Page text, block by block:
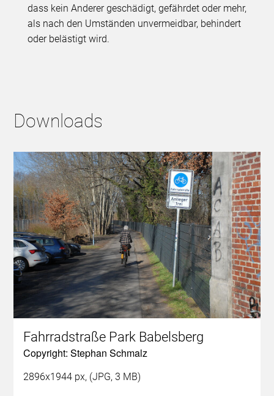
dass kein Anderer geschädigt, gefährdet oder mehr,
als nach den Umständen unvermeidbar, behindert
oder belästigt wird.
Downloads
Fahrradstraße Park Babelsberg
Copyright: Stephan Schmalz
2896x1944 px, (JPG, 3 MB)